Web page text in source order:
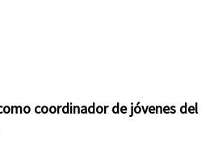
coordinador de jóvenes del